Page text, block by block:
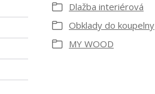
Dlažba interiérová
Obklady do koupelny
MY WOOD